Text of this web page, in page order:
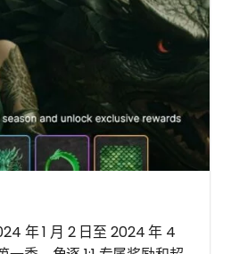
年 1 月 2 日至 2024 年 4